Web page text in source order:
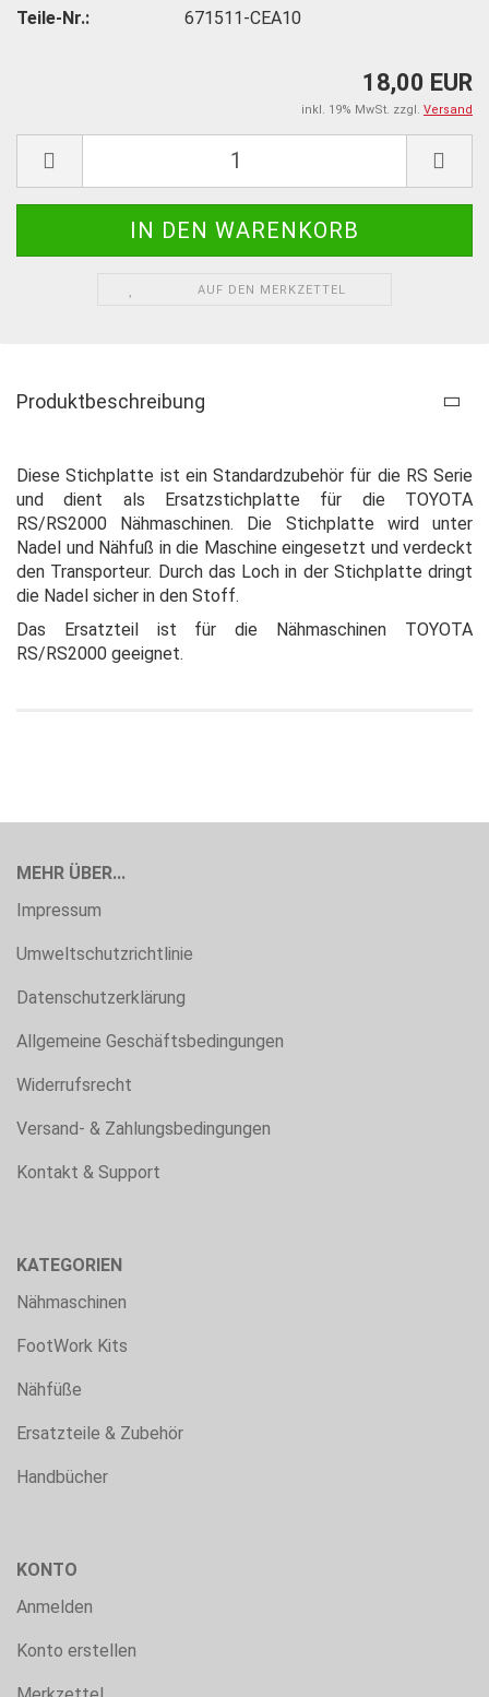
Teile-Nr.: 671511-CEA10
18,00 EUR
inkl. 19% MwSt. zzgl. Versand
AUF DEN MERKZETTEL
Produktbeschreibung
Diese Stichplatte ist ein Standardzubehör für die RS Serie
und dient als Ersatzstichplatte für die TOYOTA
RS/RS2000 Nähmaschinen. Die Stichplatte wird unter
Nadel und Nähfuß in die Maschine eingesetzt und verdeckt
den Transporteur. Durch das Loch in der Stichplatte dringt
die Nadel sicher in den Stoff.
Das Ersatzteil ist für die Nähmaschinen TOYOTA
RS/RS2000 geeignet.
MEHR ÜBER...
Impressum
Umweltschutzrichtlinie
Datenschutzerklärung
Allgemeine Geschäftsbedingungen
Widerrufsrecht
Versand- & Zahlungsbedingungen
Kontakt & Support
KATEGORIEN
Nähmaschinen
FootWork Kits
Nähfüße
Ersatzteile & Zubehör
Handbücher
KONTO
Anmelden
Konto erstellen